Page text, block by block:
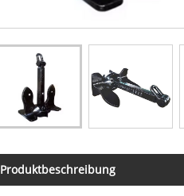
Produktbeschreibung